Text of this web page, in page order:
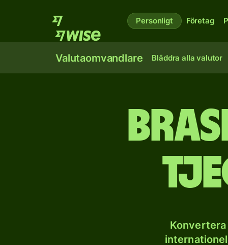
Personligt Företag
Valutaomvandlare Bläddra alla valutor